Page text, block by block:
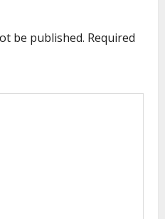
be published. Required